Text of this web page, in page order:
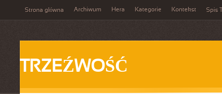
Strona główna Archiwum Hera Kategorie Kontekst Spis
TRZEŹWOŚĆ